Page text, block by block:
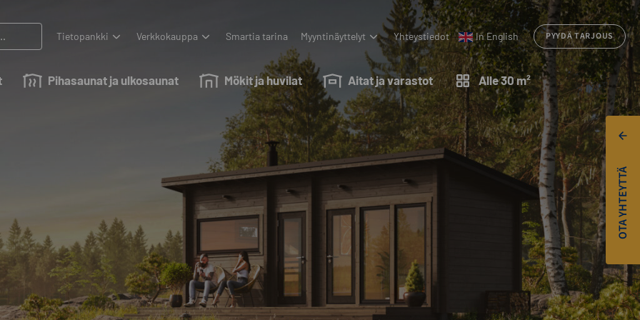
Pihasaunat ja ulkosaunat Mökit ja huvilat Aitat ja varastot Alle 30 m²
Tietopankki Verkkokauppa Smartia tarina Myyntinäyttelyt Yhteystiedot In English PYYDÄ TARJOUS
OTA YHTEYTTÄ